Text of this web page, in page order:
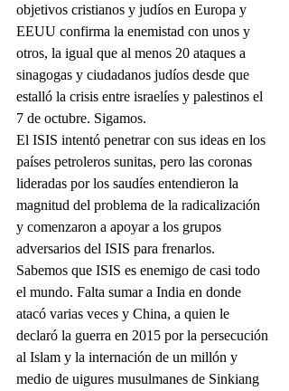
objetivos cristianos y judíos en Europa y
EEUU confirma la enemistad con unos y
otros, la igual que al menos 20 ataques a
sinagogas y ciudadanos judíos desde que
estalló la crisis entre israelíes y palestinos el
7 de octubre. Sigamos.
El ISIS intentó penetrar con sus ideas en los
países petroleros sunitas, pero las coronas
lideradas por los saudíes entendieron la
magnitud del problema de la radicalización
y comenzaron a apoyar a los grupos
adversarios del ISIS para frenarlos.
Sabemos que ISIS es enemigo de casi todo
el mundo. Falta sumar a India en donde
atacó varias veces y China, a quien le
declaró la guerra en 2015 por la persecución
al Islam y la internación de un millón y
medio de uigures musulmanes de Sinkiang